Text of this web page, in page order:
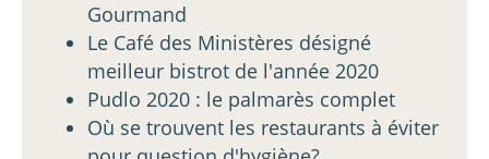
Gourmand
Le Café des Ministères désigné
meilleur bistrot de l'année 2020
Pudlo 2020 : le palmarès complet
Où se trouvent les restaurants à éviter